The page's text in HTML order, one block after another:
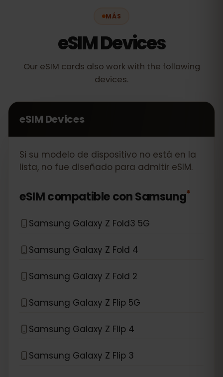
MÁS
eSIM Devices
Our eSIM cards also work with the following
devices.
eSIM Devices
Si su modelo de dispositivo no está en la
lista, no fue diseñado para admitir eSIM.
eSIM compatible conSamsung*
Samsung Galaxy Z Fold3 5G
Samsung Galaxy Z Fold 4
Samsung Galaxy Z Fold 2
Samsung Galaxy Z Flip 5G
Samsung Galaxy Z Flip 4
Samsung Galaxy Z Flip 3